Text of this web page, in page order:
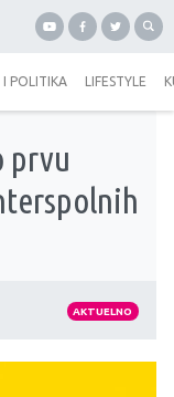
I POLITIKA LIFESTYLE
prvu
AKTUELNO